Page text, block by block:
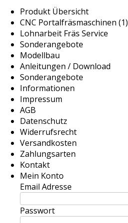
Produkt Übersicht
CNC Portalfräsmaschinen (1)
Lohnarbeit Fräs Service
Sonderangebote
Modellbau
Anleitungen / Download
Sonderangebote
Informationen
Impressum
AGB
Datenschutz
Widerrufsrecht
Versandkosten
Zahlungsarten
Kontakt
Mein Konto
Email Adresse
Passwort